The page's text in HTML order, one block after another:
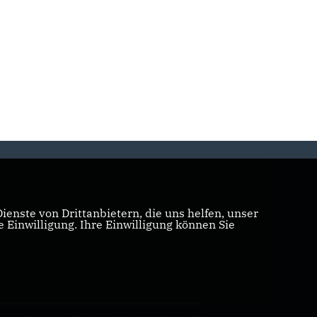
von Drittanbietern, die uns helfen, unser
Einwilligung. Ihre Einwilligung können Sie